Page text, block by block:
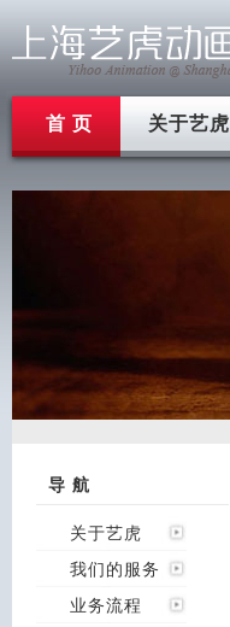
首 页 关于艺虎
导 航
关于艺虎
我们的服务
业务流程